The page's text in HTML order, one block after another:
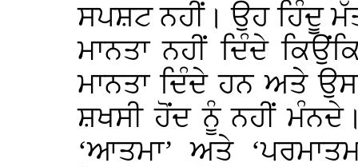
ਸਪਸ਼ਟ ਨਹੀਂ। ਉਹ ਹਿੰਦੂ
ਮਾਨਤਾ ਨਹੀਂ ਦਿੰਦੇ
ਮਾਨਤਾ ਦਿੰਦੇ ਹਨ ਅਤੇ
ਸ਼ਖਸੀ ਹੋਂਦ ਨੂੰ ਨਹੀਂ
‘ਆਤਮਾ’ ਅਤੇ